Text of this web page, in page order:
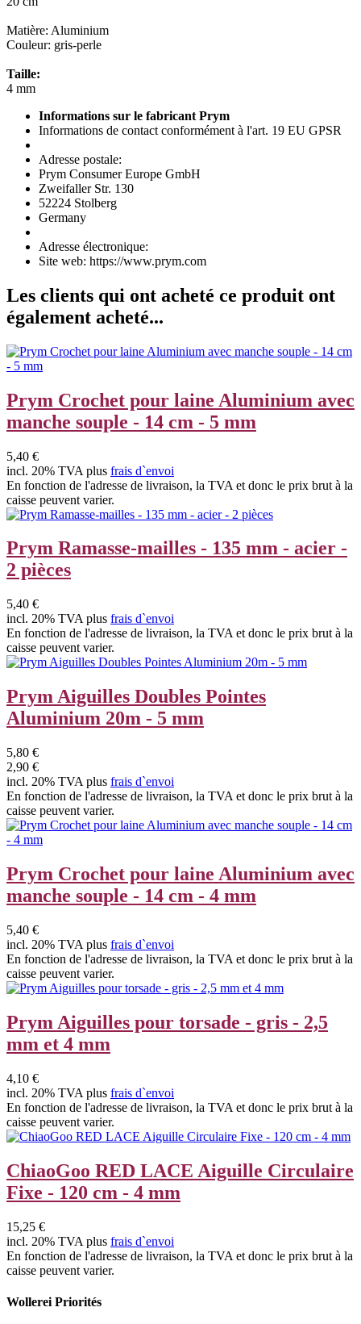
Matière: Aluminium
Couleur: gris-perle
Taille:
4 mm
Informations sur le fabricant Prym
Informations de contact conformément à l'art. 19 EU GPSR
Adresse postale:
Prym Consumer Europe GmbH
Zweifaller Str. 130
52224 Stolberg
Germany
Adresse électronique:
Site web: https://www.prym.com
Les clients qui ont acheté ce produit ont
également acheté...
Prym Crochet pour laine Aluminium avec
manche souple - 14 cm - 5 mm
5,40 €
incl. 20% TVA plus frais d`envoi
En fonction de l'adresse de livraison, la TVA et donc le prix brut à la
caisse peuvent varier.
Prym Ramasse-mailles - 135 mm - acier -
2 pièces
5,40 €
incl. 20% TVA plus frais d`envoi
En fonction de l'adresse de livraison, la TVA et donc le prix brut à la
caisse peuvent varier.
Prym Aiguilles Doubles Pointes
Aluminium 20m - 5 mm
5,80 €
2,90 €
incl. 20% TVA plus frais d`envoi
En fonction de l'adresse de livraison, la TVA et donc le prix brut à la
caisse peuvent varier.
Prym Crochet pour laine Aluminium avec
manche souple - 14 cm - 4 mm
5,40 €
incl. 20% TVA plus frais d`envoi
En fonction de l'adresse de livraison, la TVA et donc le prix brut à la
caisse peuvent varier.
Prym Aiguilles pour torsade - gris - 2,5
mm et 4 mm
4,10 €
incl. 20% TVA plus frais d`envoi
En fonction de l'adresse de livraison, la TVA et donc le prix brut à la
caisse peuvent varier.
ChiaoGoo RED LACE Aiguille Circulaire
Fixe - 120 cm - 4 mm
15,25 €
incl. 20% TVA plus frais d`envoi
En fonction de l'adresse de livraison, la TVA et donc le prix brut à la
caisse peuvent varier.
Wollerei Priorités